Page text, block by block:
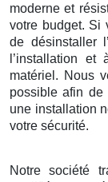
moderne et
votre budget. Si
de désinstaller
l’installation
matériel. Nous
possible afin
une installation
votre sécurité.
Notre société